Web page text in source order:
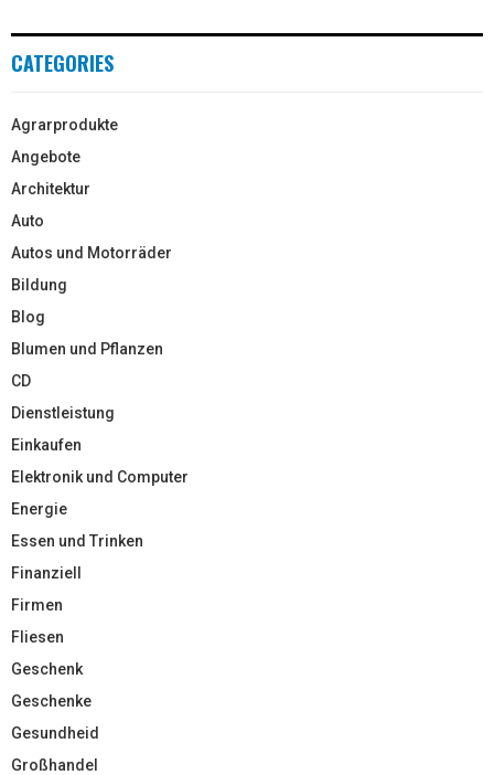
CATEGORIES
Agrarprodukte
Angebote
Architektur
Auto
Autos und Motorräder
Bildung
Blog
Blumen und Pflanzen
CD
Dienstleistung
Einkaufen
Elektronik und Computer
Energie
Essen und Trinken
Finanziell
Firmen
Fliesen
Geschenk
Geschenke
Gesundheid
Großhandel